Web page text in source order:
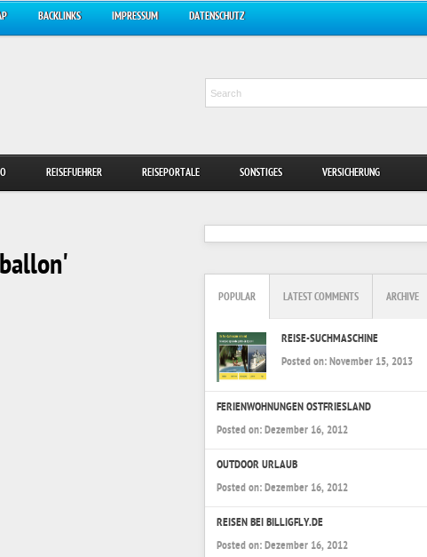
BACKLINKS IMPRESSUM DATENSCHUTZ
REISEFUEHRER REISEPORTALE SONSTIGES VERSICHERUNG
POPULAR LATEST COMMENTS ARCHIVE
REISE-SUCHMASCHINE
Posted on: November 15, 2013
FERIENWOHNUNGEN OSTFRIESLAND
Posted on: Dezember 16, 2012
OUTDOOR URLAUB
Posted on: Dezember 16, 2012
REISEN BEI BILLIGFLY.DE
Posted on: Dezember 16, 2012